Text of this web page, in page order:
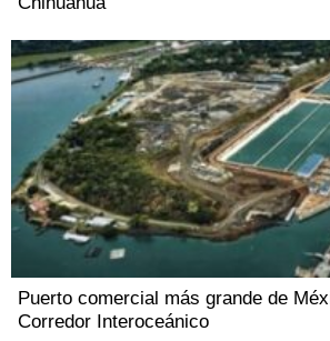
Puerto comercial más grande de
Corredor Interoceánico